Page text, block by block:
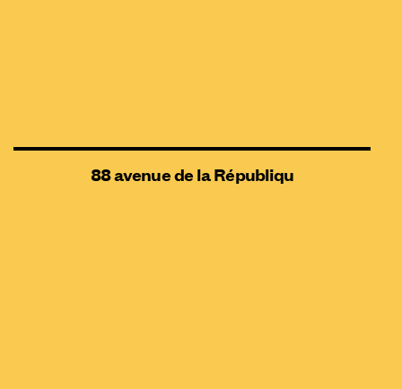
88 avenue de la Républiqu